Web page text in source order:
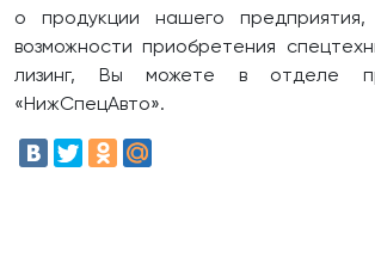
о продукции нашего
возможности приобретения
лизинг, Вы можете в отделе
«НижСпецАвто».